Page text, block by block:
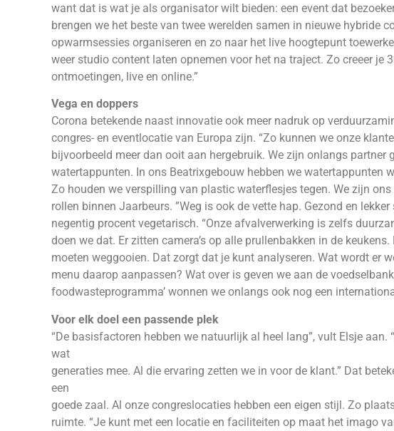
want dat is wat je als organisator wilt bieden: een event dat
brengen we het beste van twee werelden samen in nieuwe hybride
opwarmsessies organiseren en zo naar het live hoogtepunt
weer studio content laten opnemen voor het na traject. Zo creeer je
ontmoetingen, live en online.”
Vega en doppers
Corona betekende naast innovatie ook meer nadruk op
congres- en eventlocatie van Europa zijn. “Zo kunnen we onze
bijvoorbeeld meer dan ooit aan hergebruik. We zijn onlangs partner
watertappunten. In ons Beatrixgebouw hebben we watertappunten
Zo houden we verspilling van plastic waterflesjes tegen. We zijn
rollen binnen Jaarbeurs. ”Weg is ook de vette hap. Gezond en
negentig procent vegetarisch. “Onze afvalverwerking is zelfs
doen we dat. Er zitten camera’s op alle prullenbakken in de
moeten weggooien. Dat zorgt dat je kunt analyseren. Wat wordt er
menu daarop aanpassen? Wat over is geven we aan de
foodwasteprogramma’ wonnen we onlangs ook nog een
Voor elk doel een passende plek
“De basisfactoren hebben we natuurlijk al heel lang”, vult Elsje aan.
wat
generaties mee. Al die ervaring zetten we in voor de klant.” Dat
een
goede zaal. Al onze congreslocaties hebben een eigen stijl. Zo
ruimte. “Je kunt met een locatie en faciliteiten op maat het imago